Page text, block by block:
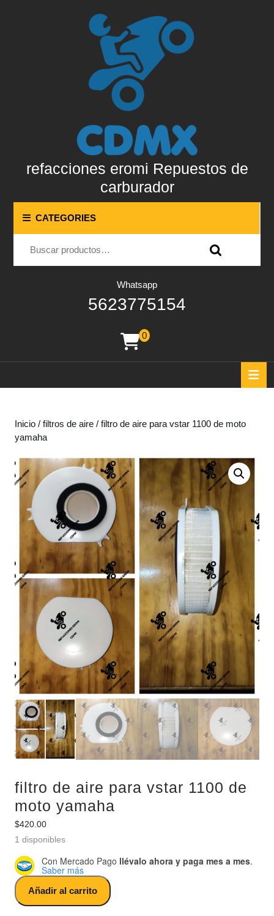
refacciones eromi Repuestos de
carburador
CATEGORIES
Whatsapp
5623775154
shopping
cart
0
Inicio / filtros de aire / filtro de aire para vstar 1100 de moto
yamaha
filtro de aire para vstar 1100 de
moto yamaha
$420.00
1 disponibles
Con Mercado Pago llévalo ahora y paga mes a mes.
Saber más
filtro de aire para vstar 1100 de moto yamaha cantidad
Añadir al carrito